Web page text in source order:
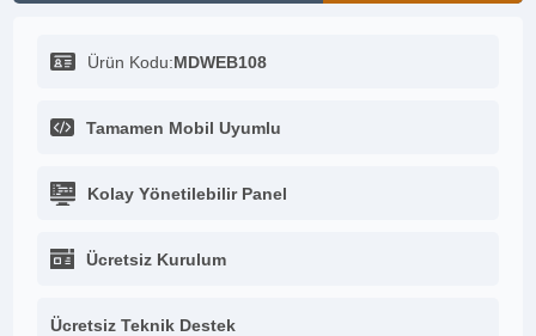
Ürün Kodu:MDWEB108
Tamamen Mobil Uyumlu
Kolay Yönetilebilir Panel
Ücretsiz Kurulum
Ücretsiz Teknik Destek